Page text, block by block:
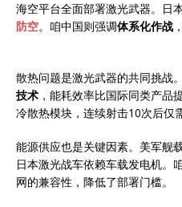
海空平台全面部署激光武器。日
防空。咱中国则强调体系化作战
散热问题是激光武器的共同挑战
技术 ，能耗效率比国际同类产品
冷散热模块，连续射击10次后仅
能源供应也是关键因素。美军舰
日本激光战车依赖车载发电机。
网的兼容性，降低了部署门槛。